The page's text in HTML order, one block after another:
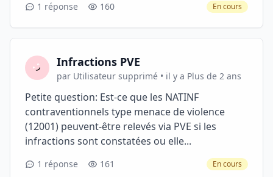
1 réponse 160 En cours
Infractions PVE
par Utilisateur supprimé • il y a Plus de 2 ans
Petite question: Est-ce que les NATINF
contraventionnels type menace de violence
(12001) peuvent-être relevés via PVE si les
infractions sont constatées ou elle...
1 réponse 161 En cours